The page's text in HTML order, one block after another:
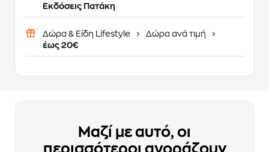
Εκδόσεις Πατάκη
Δώρα & Είδη Lifestyle
Δώρα ανά τιμή
έως 20€
Μαζί με αυτό, οι
περισσότεροι αγοράζουν